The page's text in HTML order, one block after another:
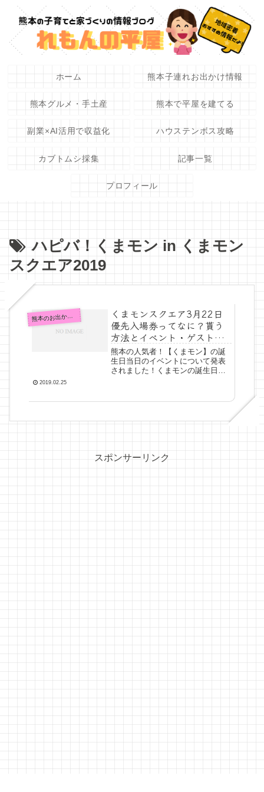
ホーム 熊本子連れお出かけ情報
熊本グルメ・手土産 熊本で平屋を建てる
副業×AI活用で収益化 ハウステンボス攻略
カブトムシ採集 記事一覧
プロフィール
ハピバ！くまモン in くまモン
スクエア2019
熊
本のお出かけ情報
くまモンスクエア3月22日
優先入場券ってなに？貰う
方法とイベント・ゲストキ
ャラ詳細！
熊本の人気者！【くまモン】の誕
生日当日のイベントについて発表
されました！くまモンの誕生日は3
2019.02.25
スポンサーリンク